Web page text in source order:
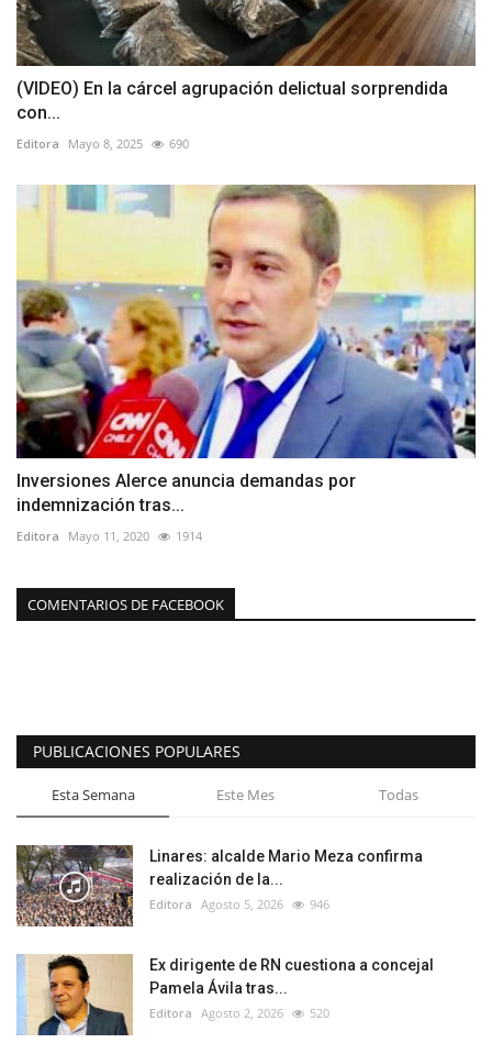
(VIDEO) En la cárcel agrupación delictual sorprendida
con...
Editora Mayo 8, 2025 690
Inversiones Alerce anuncia demandas por
indemnización tras...
Editora Mayo 11, 2020 1914
COMENTARIOS DE FACEBOOK
PUBLICACIONES POPULARES
Esta Semana Este Mes Todas
Linares: alcalde Mario Meza confirma
realización de la...
Editora Agosto 5, 2026 946
Ex dirigente de RN cuestiona a concejal
Pamela Ávila tras...
Editora Agosto 2, 2026 520